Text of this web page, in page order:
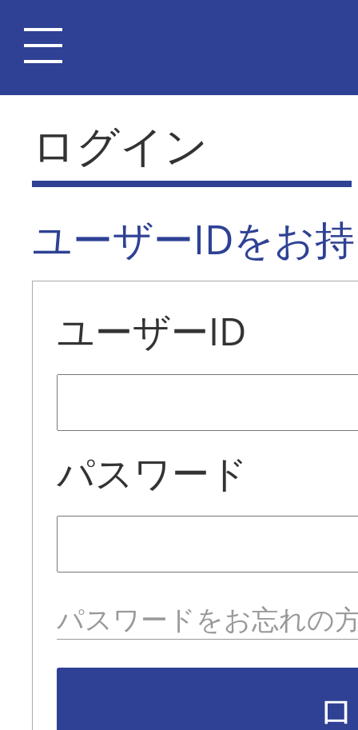
ログイン
ユーザーIDをお
ユーザーID
パスワード
パスワードをお忘れの